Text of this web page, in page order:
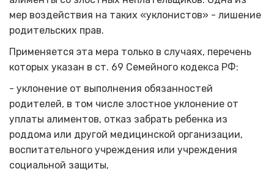
мер воздействия на таких «уклонистов» - лишение
родительских прав.
Применяется эта мера только в случаях, перечень
которых указан в ст. 69 Семейного кодекса РФ:
- уклонение от выполнения обязанностей
родителей, в том числе злостное уклонение от
уплаты алиментов, отказ забрать ребенка из
роддома или другой медицинской организации,
воспитательного учреждения или учреждения
социальной защиты,